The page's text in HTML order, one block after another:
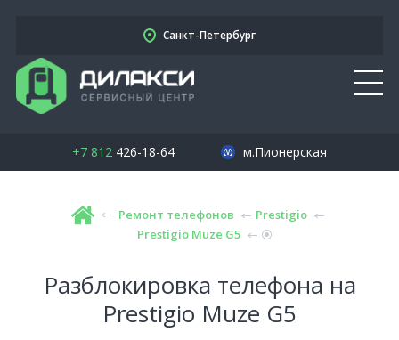
Санкт-Петербург
+7 812426-18-64 м.Пионерская
Ремонт телефонов
Prestigio
Prestigio Muze G5
Разблокировка телефона на
Prestigio Muze G5